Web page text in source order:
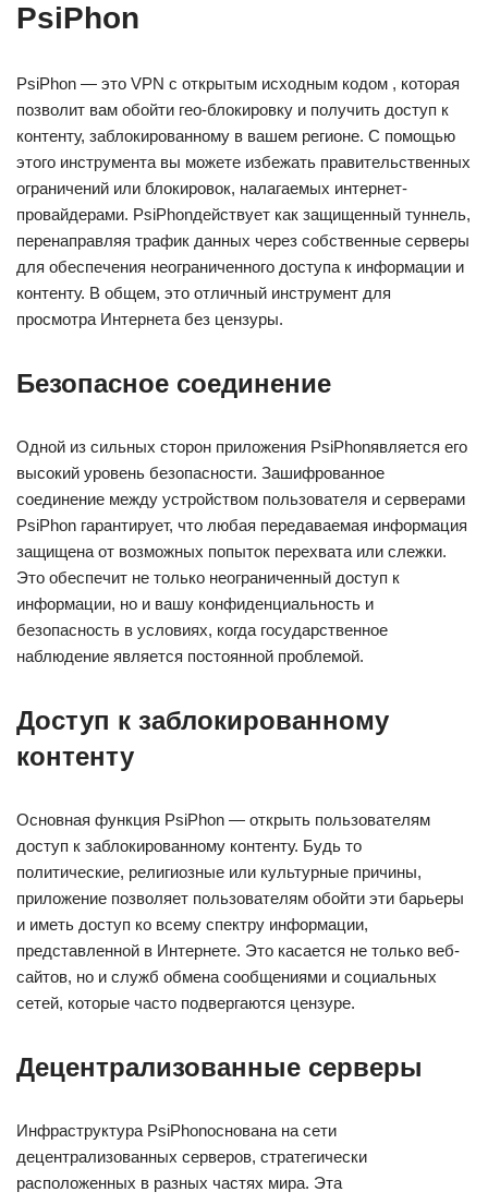
PsiPhon
PsiPhon — это VPN с открытым исходным кодом , которая
позволит вам обойти гео-блокировку и получить доступ к
контенту, заблокированному в вашем регионе. С помощью
этого инструмента вы можете избежать правительственных
ограничений или блокировок, налагаемых интернет-
провайдерами. PsiPhonдействует как защищенный туннель,
перенаправляя трафик данных через собственные серверы
для обеспечения неограниченного доступа к информации и
контенту. В общем, это отличный инструмент для
просмотра Интернета без цензуры.
Безопасное соединение
Одной из сильных сторон приложения PsiPhonявляется его
высокий уровень безопасности. Зашифрованное
соединение между устройством пользователя и серверами
PsiPhon гарантирует, что любая передаваемая информация
защищена от возможных попыток перехвата или слежки.
Это обеспечит не только неограниченный доступ к
информации, но и вашу конфиденциальность и
безопасность в условиях, когда государственное
наблюдение является постоянной проблемой.
Доступ к заблокированному
контенту
Основная функция PsiPhon — открыть пользователям
доступ к заблокированному контенту. Будь то
политические, религиозные или культурные причины,
приложение позволяет пользователям обойти эти барьеры
и иметь доступ ко всему спектру информации,
представленной в Интернете. Это касается не только веб-
сайтов, но и служб обмена сообщениями и социальных
сетей, которые часто подвергаются цензуре.
Децентрализованные серверы
Инфраструктура PsiPhonоснована на сети
децентрализованных серверов, стратегически
расположенных в разных частях мира. Эта